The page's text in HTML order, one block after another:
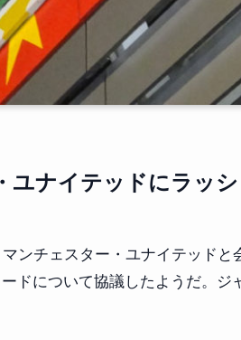
ユナイテッドにラッ
ンチェスター・ユナイテッド
ドについて協議したようだ。